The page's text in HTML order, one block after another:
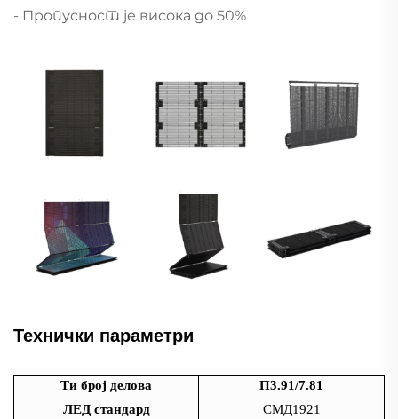
- Пропусност је висока до 50%
Технички параметри
Ти број делова
П3.91/7.81
ЛЕД стандард
СМД1921